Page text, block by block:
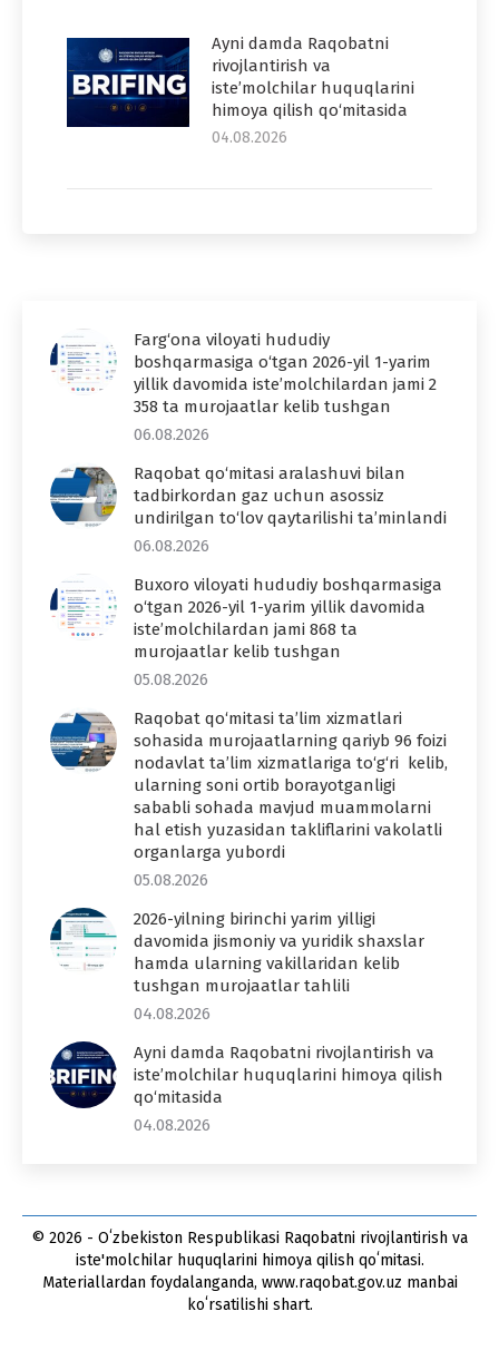
Ayni damda Raqobatni
rivojlantirish va
iste’molchilar huquqlarini
himoya qilish qo‘mitasida
04.08.2026
Farg‘ona viloyati hududiy
boshqarmasiga o‘tgan 2026-yil 1-yarim
yillik davomida iste’molchilardan jami 2
358 ta murojaatlar kelib tushgan
06.08.2026
Raqobat qo‘mitasi aralashuvi bilan
tadbirkordan gaz uchun asossiz
undirilgan to‘lov qaytarilishi ta’minlandi
06.08.2026
Buxoro viloyati hududiy boshqarmasiga
o‘tgan 2026-yil 1-yarim yillik davomida
iste’molchilardan jami 868 ta
murojaatlar kelib tushgan
05.08.2026
Raqobat qo‘mitasi ta’lim xizmatlari
sohasida murojaatlarning qariyb 96 foizi
nodavlat ta’lim xizmatlariga to‘g‘ri kelib,
ularning soni ortib borayotganligi
sababli sohada mavjud muammolarni
hal etish yuzasidan takliflarini vakolatli
organlarga yubordi
05.08.2026
2026-yilning birinchi yarim yilligi
davomida jismoniy va yuridik shaxslar
hamda ularning vakillaridan kelib
tushgan murojaatlar tahlili
04.08.2026
Ayni damda Raqobatni rivojlantirish va
iste’molchilar huquqlarini himoya qilish
qo‘mitasida
04.08.2026
© 2026 - Oʻzbekiston Respublikasi Raqobatni rivojlantirish va
iste'molchilar huquqlarini himoya qilish qoʻmitasi.
Materiallardan foydalanganda, www.raqobat.gov.uz manbai
koʻrsatilishi shart.